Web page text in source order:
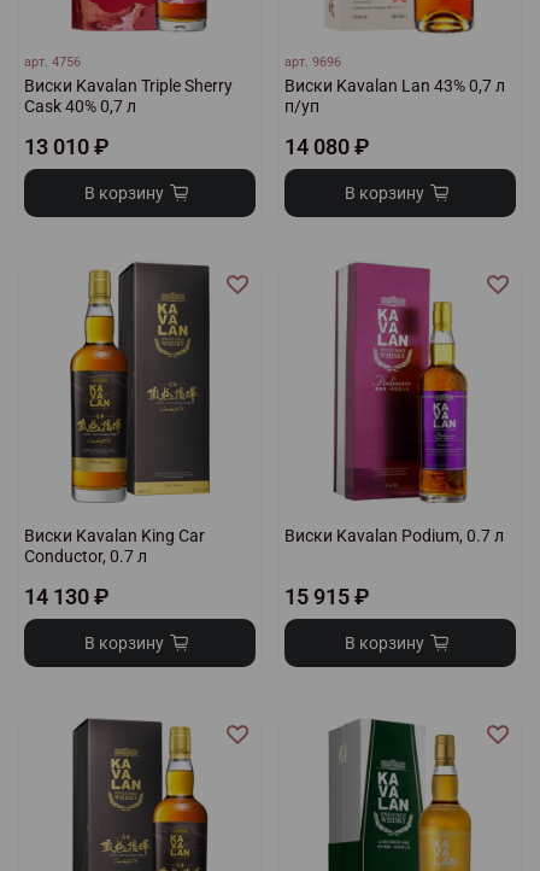
арт.4756
Виски Kavalan Triple Sherry
Cask 40% 0,7 л
13 010 ₽
В корзину
арт.9696
Виски Kavalan Lan 43% 0,7 л
п/уп
14 080 ₽
В корзину
Виски Kavalan King Car
Conductor, 0.7 л
14 130 ₽
В корзину
Виски Kavalan Podium, 0.7 л
15 915 ₽
В корзину